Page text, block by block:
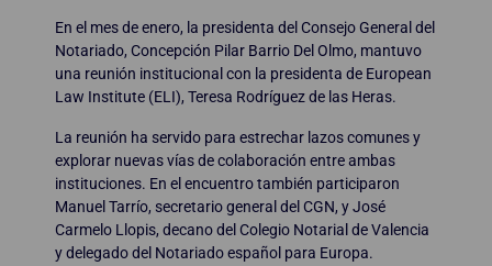
En el mes de enero, la presidenta del Consejo General del
Notariado, Concepción Pilar Barrio Del Olmo, mantuvo
una reunión institucional con la presidenta de European
Law Institute (ELI), Teresa Rodríguez de las Heras.
La reunión ha servido para estrechar lazos comunes y
explorar nuevas vías de colaboración entre ambas
instituciones. En el encuentro también participaron
Manuel Tarrío, secretario general del CGN, y José
Carmelo Llopis, decano del Colegio Notarial de Valencia
y delegado del Notariado español para Europa.